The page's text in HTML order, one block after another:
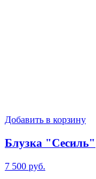
Добавить в корзину
Блузка "Сесиль"
7 500 руб.